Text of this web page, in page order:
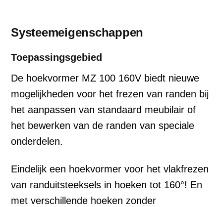
Systeemeigenschappen
Toepassingsgebied
De hoekvormer MZ 100 160V biedt nieuwe
mogelijkheden voor het frezen van randen bij
het aanpassen van standaard meubilair of
het bewerken van de randen van speciale
onderdelen.
Eindelijk een hoekvormer voor het vlakfrezen
van randuitsteeksels in hoeken tot 160°! En
met verschillende hoeken zonder